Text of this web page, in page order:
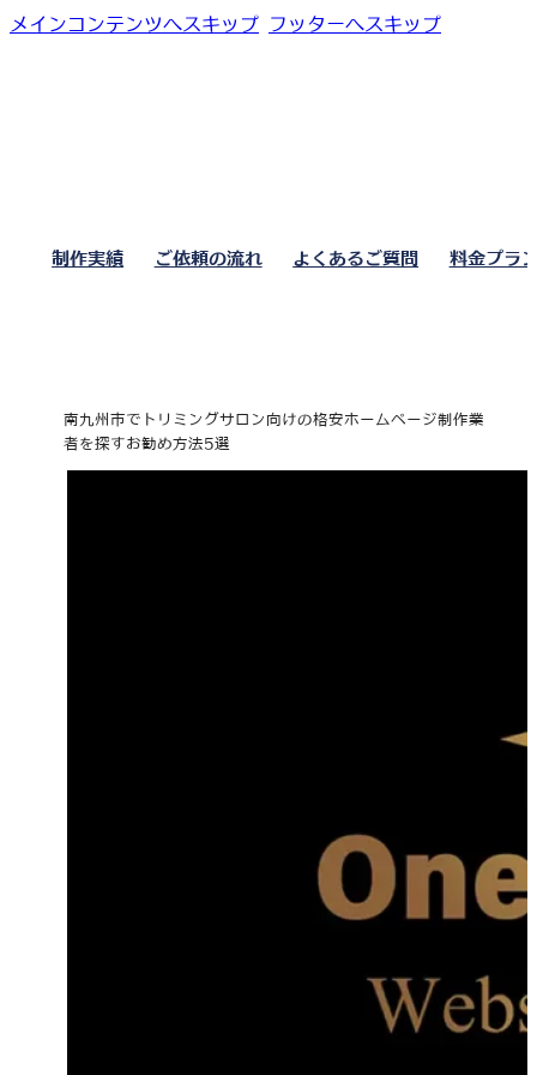
メインコンテンツへスキップ フッターへスキップ
制作実績 ご依頼の流れ よくあるご質問 料金プラ
南九州市でトリミングサロン向けの格安ホームページ制作業
者を探すお勧め方法5選